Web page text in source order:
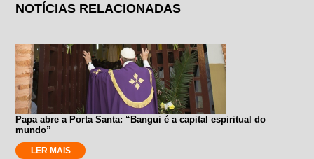
NOTÍCIAS RELACIONADAS
Papa abre a Porta Santa: “Bangui é a capital espiritual do
mundo”
LER MAIS